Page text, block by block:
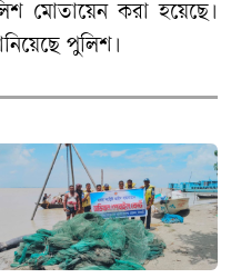
মোতায়েন করা হয়েছে।
পুলিশ।